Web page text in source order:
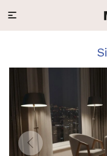
